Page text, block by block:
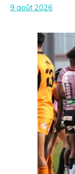
9 août 2026